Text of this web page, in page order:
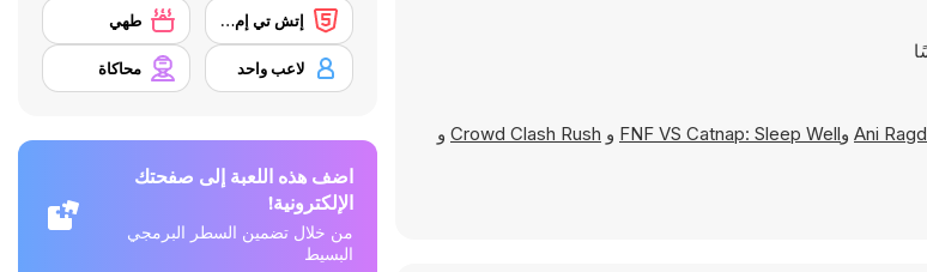
Ani وFNF VS Catnap: Sleep Well و Crowd Clash Rush و
إتش تي إم إل 5 طهي
لاعب واحد محاكاة
اضف هذه اللعبة إلى صفحتك
الإلكترونية!
من خلال تضمين السطر البرمجي
البسيط